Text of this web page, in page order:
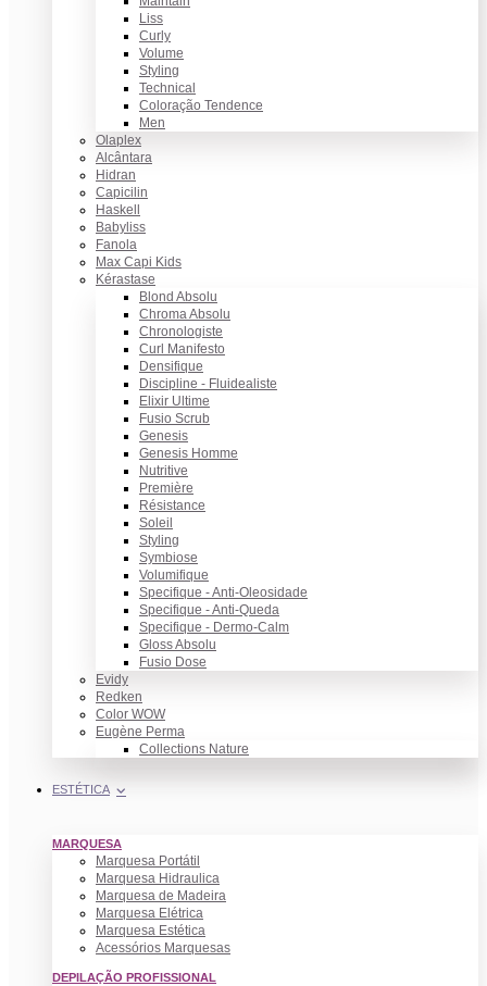
Liss
Curly
Volume
Styling
Technical
Coloração Tendence
Men
Olaplex
Alcântara
Hidran
Capicilin
Haskell
Babyliss
Fanola
Max Capi Kids
Kérastase
Blond Absolu
Chroma Absolu
Chronologiste
Curl Manifesto
Densifique
Discipline - Fluidealiste
Elixir Ultime
Fusio Scrub
Genesis
Genesis Homme
Nutritive
Première
Résistance
Soleil
Styling
Symbiose
Volumifique
Specifique - Anti-Oleosidade
Specifique - Anti-Queda
Specifique - Dermo-Calm
Gloss Absolu
Fusio Dose
Evidy
Redken
Color WOW
Eugène Perma
Collections Nature
ESTÉTICA
MARQUESA
Marquesa Portátil
Marquesa Hidraulica
Marquesa de Madeira
Marquesa Elétrica
Marquesa Estética
Acessórios Marquesas
DEPILAÇÃO PROFISSIONAL